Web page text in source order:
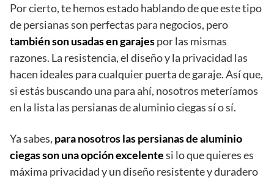
Por cierto, te hemos estado hablando de que este tipo
de persianas son perfectas para negocios, pero
también son usadas en garajespor las mismas
razones. La resistencia, el diseño y la privacidad las
hacen ideales para cualquier puerta de garaje. Así que,
si estás buscando una para ahí, nosotros meteríamos
en la lista las persianas de aluminio ciegas sí o sí.
Ya sabes, para nosotros las persianas de aluminio
ciegas son una opción excelentesi lo que quieres es
máxima privacidad y un diseño resistente y duradero